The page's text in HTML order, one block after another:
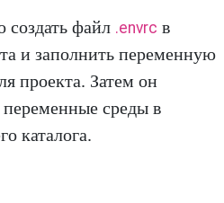
создать файл .envrc в
и заполнить переменную
проекта. Затем он
переменные среды в
каталога.